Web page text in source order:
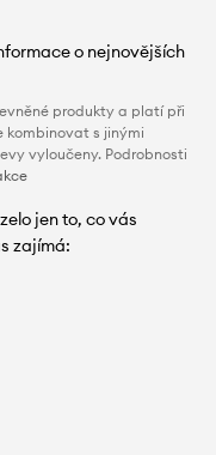
o nejnovějších
produkty a platí při
kombinovat s jinými
vyloučeny. Podrobnosti
jen to, co vás
zajímá: